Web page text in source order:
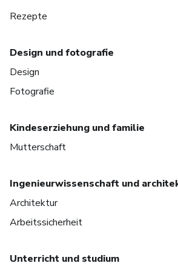
Rezepte
Design und fotografie
Design
Fotografie
Kindeserziehung und familie
Mutterschaft
Ingenieurwissenschaft und
Architektur
Arbeitssicherheit
Unterricht und studium